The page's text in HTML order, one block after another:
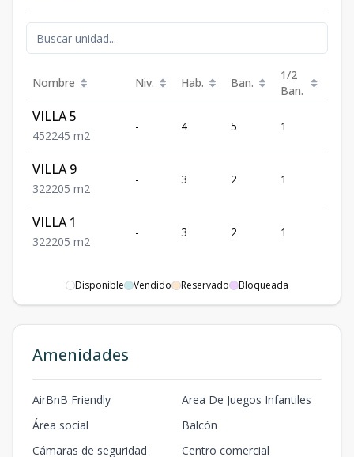
Nombre Niv. Hab. Ban.
1/2
Ban.
VILLA 5
452245 m2
- 4 5 1
VILLA 9
322205 m2
- 3 2 1
VILLA 1
322205 m2
- 3 2 1
Disponible Vendido Reservado Bloqueada
Amenidades
AirBnB Friendly
Area De Juegos Infantiles
Área social
Balcón
Cámaras de seguridad
Centro comercial